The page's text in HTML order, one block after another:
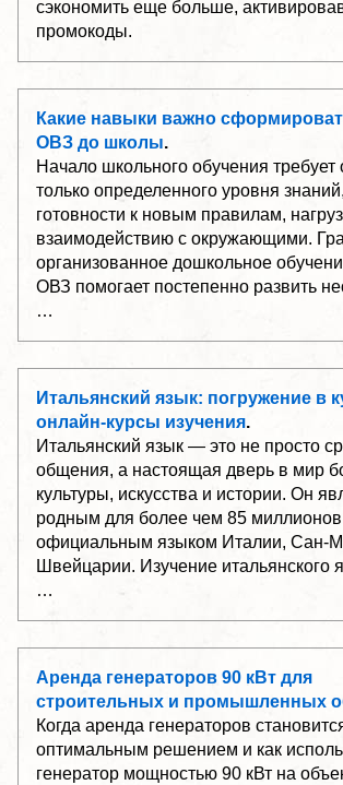
сэкономить еще больше,
промокоды.
Какие навыки важно
ОВЗ до школы.
Начало школьного обучения требует
только определенного уровня
готовности к новым правилам,
взаимодействию с окружающими.
организованное дошкольное
ОВЗ помогает постепенно развить
…
Итальянский язык: погружение в
онлайн-курсы изучения.
Итальянский язык — это не просто
общения, а настоящая дверь в мир
культуры, искусства и истории. Он
родным для более чем 85 миллионов
официальным языком Италии, Сан-
Швейцарии. Изучение итальянского
…
Аренда генераторов 90 кВт для
строительных и промышленных
Когда аренда генераторов
оптимальным решением и как
генератор мощностью 90 кВт на